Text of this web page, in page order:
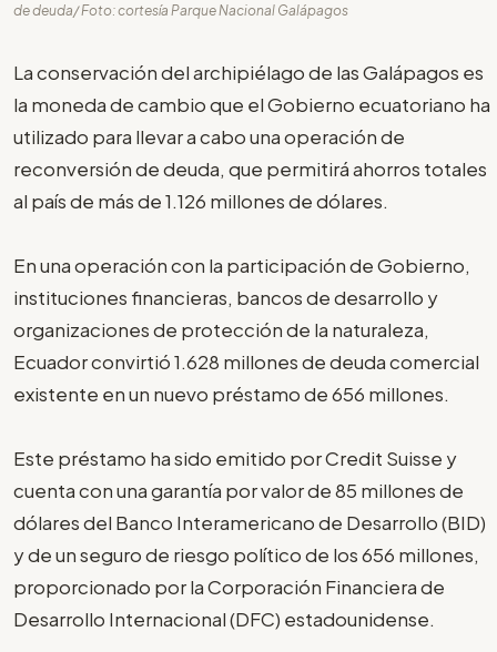
de deuda/ Foto: cortesía Parque Nacional Galápagos
La conservación del archipiélago de las Galápagos es
la moneda de cambio que el Gobierno ecuatoriano ha
utilizado para llevar a cabo una operación de
reconversión de deuda, que permitirá ahorros totales
al país de más de 1.126 millones de dólares.
En una operación con la participación de Gobierno,
instituciones financieras, bancos de desarrollo y
organizaciones de protección de la naturaleza,
Ecuador convirtió 1.628 millones de deuda comercial
existente en un nuevo préstamo de 656 millones.
Este préstamo ha sido emitido por Credit Suisse y
cuenta con una garantía por valor de 85 millones de
dólares del Banco Interamericano de Desarrollo (BID)
y de un seguro de riesgo político de los 656 millones,
proporcionado por la Corporación Financiera de
Desarrollo Internacional (DFC) estadounidense.